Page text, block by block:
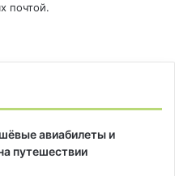
почтой.
авиабилеты и
путешествии